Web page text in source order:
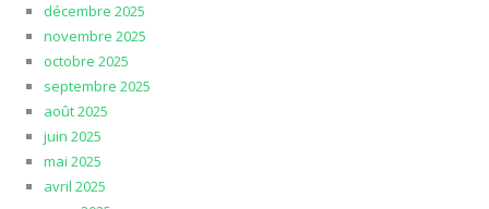
décembre 2025
novembre 2025
octobre 2025
septembre 2025
août 2025
juin 2025
mai 2025
avril 2025